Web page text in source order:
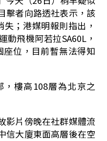
擊者向路透社表示，該
；港媒明報則指出，
動飛機阿若拉SA60L，
位，目前暫無法得知
樓高108層為北京之
影片傍晚在社群媒體流
信大廈東面高層後在空